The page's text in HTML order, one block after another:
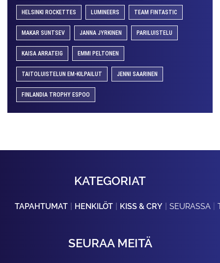
HELSINKI ROCKETTES LUMINEERS TEAM FINTASTIC
MAKAR SUNTSEV JANNA JYRKINEN PARILUISTELU
KAISA ARRATEIG EMMI PELTONEN
TAITOLUISTELUN EM-KILPAILUT JENNI SAARINEN
FINLANDIA TROPHY ESPOO
KATEGORIAT
TAPAHTUMAT HENKILÖT KISS & CRY SEURASSA
SEURAA MEITÄ